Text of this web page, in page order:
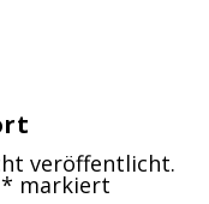
veröffentlicht.
* markiert